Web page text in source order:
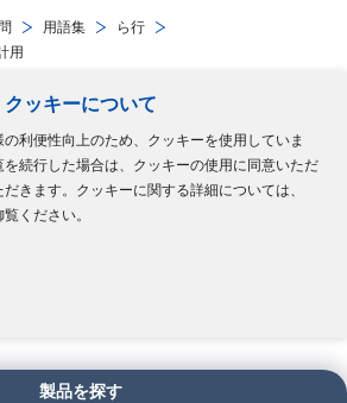
クッキーについて
利便性向上のため、クッキーを使用していま
続行した場合は、クッキーの使用に同意いただ
きます。クッキーに関する詳細については、
覧ください。
用語集
ら行
用
製品を探す
約個人情報の保護についてクッキーポリシー
シャルメディアポリシー
Inc. All rights reserved.​